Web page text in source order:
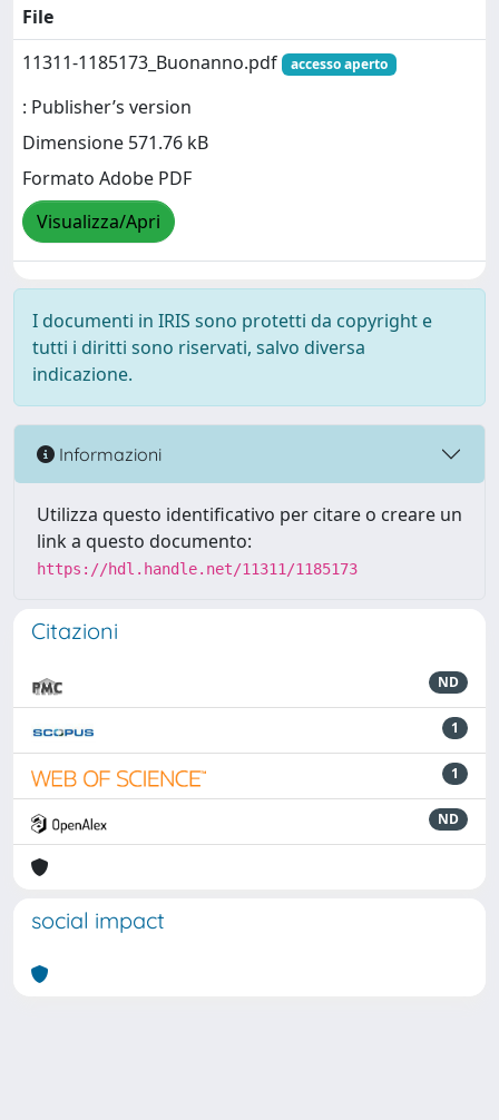
File
11311-1185173_Buonanno.pdf
accesso aperto
: Publisher’s version
Dimensione 571.76 kB
Formato Adobe PDF
Visualizza/Apri
I documenti in IRIS sono protetti da copyright e
tutti i diritti sono riservati, salvo diversa
indicazione.
Informazioni
Utilizza questo identificativo per citare o creare un
link a questo documento:
https://hdl.handle.net/11311/1185173
Citazioni
ND
1
1
ND
social impact